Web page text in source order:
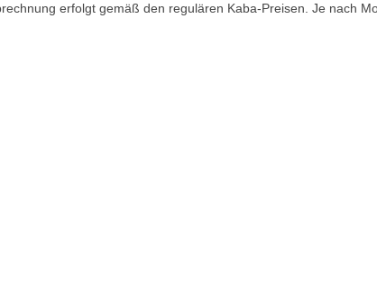
erfolgt gemäß den regulären Kaba-Preisen. Je nach